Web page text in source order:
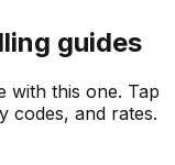
guides
with this one. Tap
codes, and rates.